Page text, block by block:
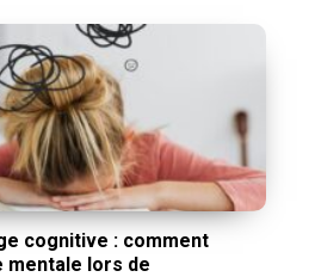
cognitive : comment
mentale lors de